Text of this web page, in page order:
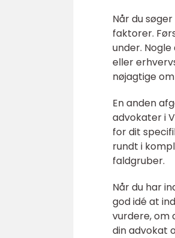
Når du
faktorer.
under.
eller
nøjagtige
En anden
advokater i
for dit
rundt i
faldgruber.
Når du har
god idé at
vurdere, om
din advokat